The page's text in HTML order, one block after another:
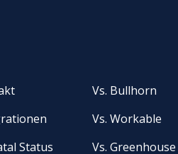
Status
Vs. Bullhorn
Vs. Workable
Vs. Greenhouse